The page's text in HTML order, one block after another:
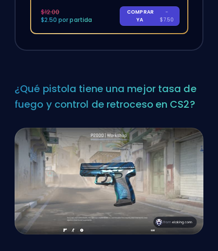
$12.00
$2.50 por partida
COMPRAR
YA
-
$7.50
¿Qué pistola tiene una mejor tasa de
fuego y control de retroceso en CS2?